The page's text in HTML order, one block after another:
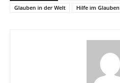
Glauben in der Welt
Hilfe im Glauben